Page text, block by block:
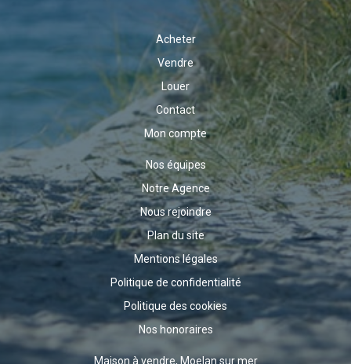
Acheter
Vendre
Louer
Contact
Mon compte
Nos équipes
Notre Agence
Nous rejoindre
Plan du site
Mentions légales
Politique de confidentialité
Politique des cookies
Nos honoraires
Maison à vendre, Moelan sur mer